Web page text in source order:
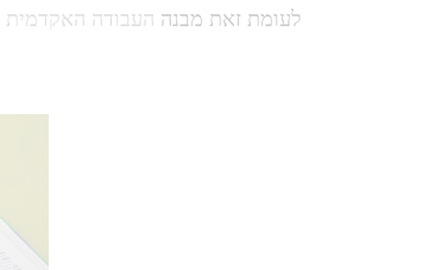
לעומת זאת מבנה העבודה האקדמית